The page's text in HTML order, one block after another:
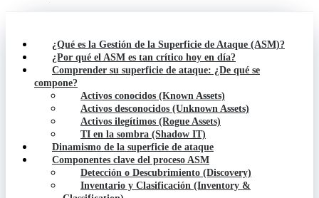
¿Qué es la Gestión de la Superficie de Ataque (ASM)?
¿Por qué el ASM es tan crítico hoy en día?
Comprender su superficie de ataque: ¿De qué se
compone?
Activos conocidos (Known Assets)
Activos desconocidos (Unknown Assets)
Activos ilegítimos (Rogue Assets)
TI en la sombra (Shadow IT)
Dinamismo de la superficie de ataque
Componentes clave del proceso ASM
Detección o Descubrimiento (Discovery)
Inventario y Clasificación (Inventory &